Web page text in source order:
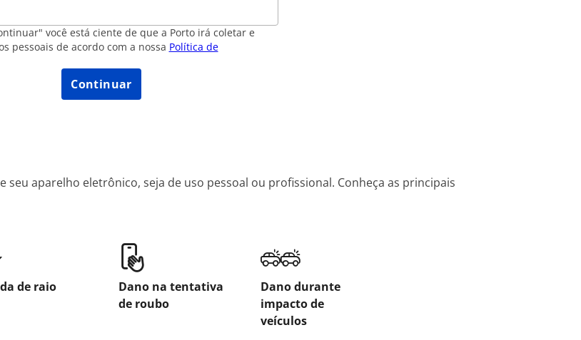
você está ciente de que a Porto irá coletar e
pessoais de acordo com a nossa Política de
Continuar
aparelho eletrônico, seja de uso pessoal ou profissional. Conheça as principais
de raio
Dano na tentativa
de roubo
Dano durante
impacto de
veículos